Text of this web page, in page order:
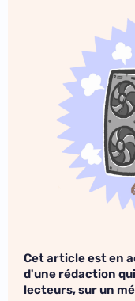
Cet article est en
d'une rédaction
lecteurs, sur un